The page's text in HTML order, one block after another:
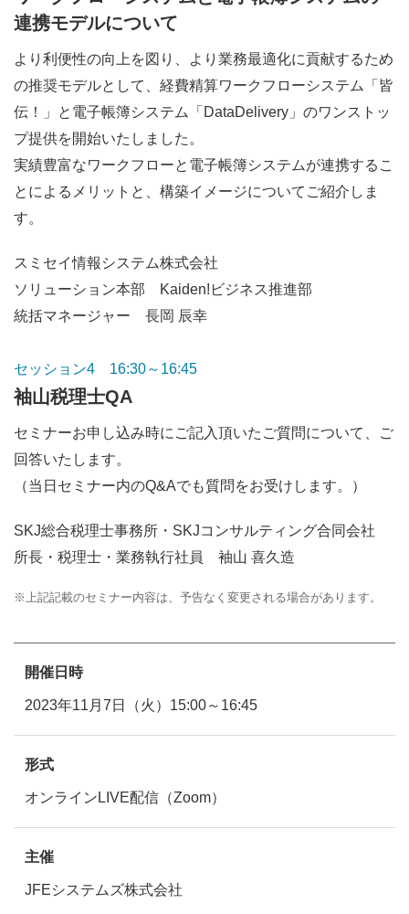
連携モデルについて
より利便性の向上を図り、より業務最適化に貢献するため
の推奨モデルとして、経費精算ワークフローシステム「皆
伝！」と電子帳簿システム「DataDelivery」のワンストッ
プ提供を開始いたしました。
実績豊富なワークフローと電子帳簿システムが連携するこ
とによるメリットと、構築イメージについてご紹介しま
す。
スミセイ情報システム株式会社
ソリューション本部 Kaiden!ビジネス推進部
統括マネージャー 長岡 辰幸
セッション4 16:30～16:45
袖山税理士QA
セミナーお申し込み時にご記入頂いたご質問について、ご
回答いたします。
（当日セミナー内のQ&Aでも質問をお受けします。）
SKJ総合税理士事務所・SKJコンサルティング合同会社
所長・税理士・業務執行社員 袖山 喜久造
※上記記載のセミナー内容は、予告なく変更される場合があります。
開催日時
2023年11月7日（火）15:00～16:45
形式
オンラインLIVE配信（Zoom）
主催
JFEシステムズ株式会社